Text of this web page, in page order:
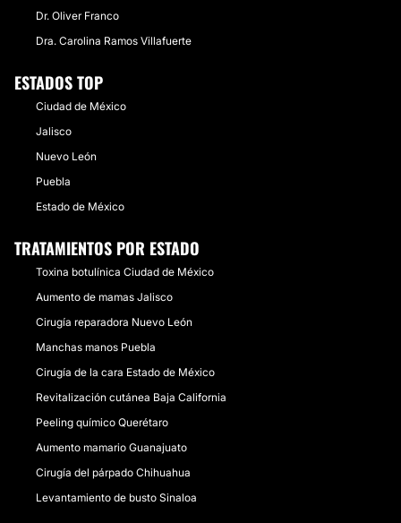
Dr. Oliver Franco
Dra. Carolina Ramos Villafuerte
ESTADOS TOP
Ciudad de México
Jalisco
Nuevo León
Puebla
Estado de México
TRATAMIENTOS POR ESTADO
Toxina botulínica Ciudad de México
Aumento de mamas Jalisco
Cirugía reparadora Nuevo León
Manchas manos Puebla
Cirugía de la cara Estado de México
Revitalización cutánea Baja California
Peeling químico Querétaro
Aumento mamario Guanajuato
Cirugía del párpado Chihuahua
Levantamiento de busto Sinaloa